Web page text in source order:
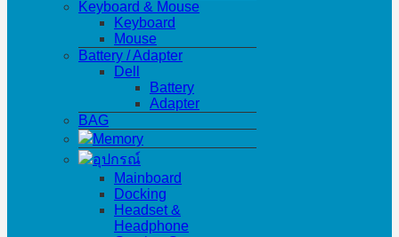
Keyboard & Mouse
Keyboard
Mouse
Battery / Adapter
Dell
Battery
Adapter
BAG
Memory
อุปกรณ์
Mainboard
Docking
Headset &
Headphone